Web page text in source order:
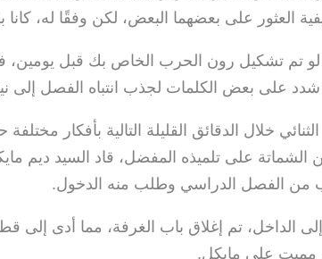
العثور على بعضهما البعض، لكن وفقًا له، كانا
تم تشكيل رون الحرب الخاص بك قبل يومين،
شدد على بعض الكلمات لجذب انتباه الفصل إلى
خلال الدقائق القليلة التالية بأفكار
الشماتة على تلميذه المفضل، قاد السيد ديم
من الفصل الدراسي وطلب منه الدخول.
الداخل، تم إغلاق باب الغرفة، مما أدى إلى
مميت على مايكل.